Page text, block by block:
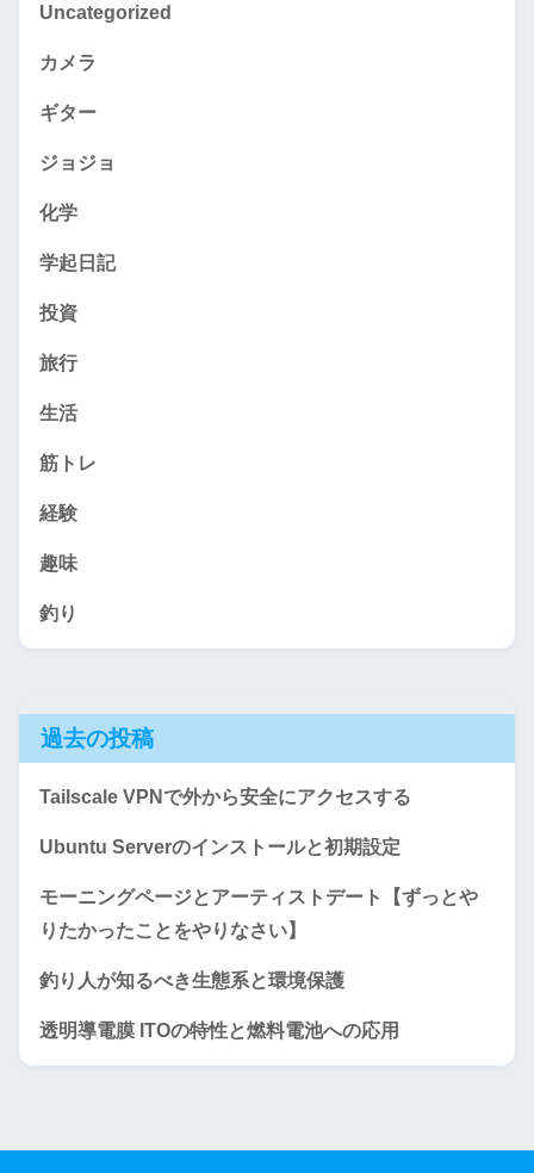
Uncategorized
カメラ
ギター
ジョジョ
化学
学起日記
投資
旅行
生活
筋トレ
経験
趣味
釣り
過去の投稿
Tailscale VPNで外から安全にアクセスする
Ubuntu Serverのインストールと初期設定
モーニングページとアーティストデート【ずっとや
りたかったことをやりなさい】
釣り人が知るべき生態系と環境保護
透明導電膜 ITOの特性と燃料電池への応用